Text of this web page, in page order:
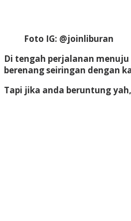
Foto IG: @joinliburan
Di tengah perjalanan
berenang seiringan dengan
Tapi jika anda beruntung